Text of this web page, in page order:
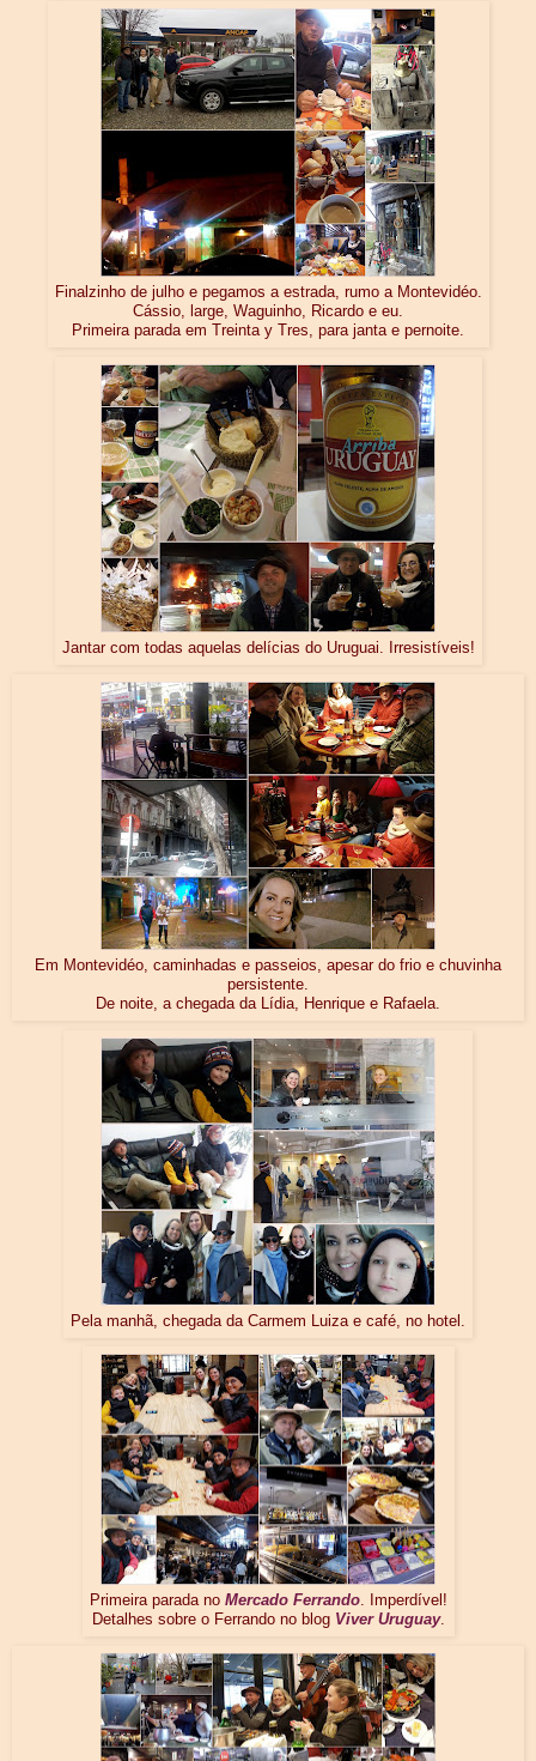
Finalzinho de julho e pegamos a estrada, rumo a Montevidéo.
Cássio, large, Waguinho, Ricardo e eu.
Primeira parada em Treinta y Tres, para janta e pernoite.
Jantar com todas aquelas delícias do Uruguai. Irresistíveis!
Em Montevidéo, caminhadas e passeios, apesar do frio e chuvinha
persistente.
De noite, a chegada da Lídia, Henrique e Rafaela.
Pela manhã, chegada da Carmem Luiza e café, no hotel.
Primeira parada no Mercado Ferrando. Imperdível!
Detalhes sobre o Ferrando no blog Viver Uruguay.